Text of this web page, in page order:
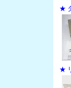
★
★